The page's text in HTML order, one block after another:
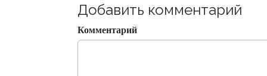
n
a
v
Добавить комментарий
Комментарий